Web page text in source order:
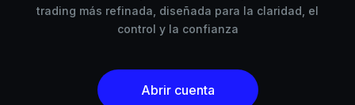
trading más refinada, diseñada para la claridad, el
control y la confianza
Abrir cuenta